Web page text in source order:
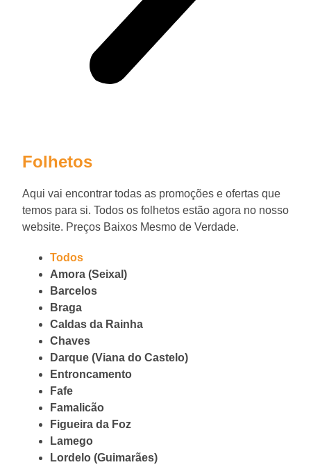
Folhetos
Aqui vai encontrar todas as promoções e ofertas que
temos para si. Todos os folhetos estão agora no nosso
website. Preços Baixos Mesmo de Verdade.
Todos
Amora (Seixal)
Barcelos
Braga
Caldas da Rainha
Chaves
Darque (Viana do Castelo)
Entroncamento
Fafe
Famalicão
Figueira da Foz
Lamego
Lordelo (Guimarães)